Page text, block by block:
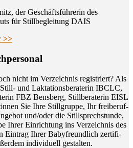
der Geschäftsführerin des
für Stillbegleitung DAIS
>>
nicht im Ver­zeich­nis regis­triert? Als
und Lak­ta­ti­ons­be­ra­te­rin IBCLC,
FBZ Bens­berg, Still­be­ra­te­rin EISL
Sie Ihre Still­grup­pe, Ihr frei­be­ruf­
und/oder die Still­sprech­stun­de,
Ihrer Ein­rich­tung ins Ver­zeich­nis des
Ein­trag Ihrer Baby­freund­lich zer­ti­fi­
indi­vi­du­ell gestalten.